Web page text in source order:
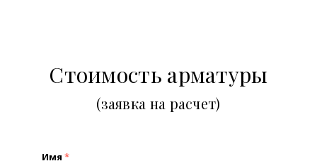
Стоимость арматуры
(заявка на расчет)
Имя *